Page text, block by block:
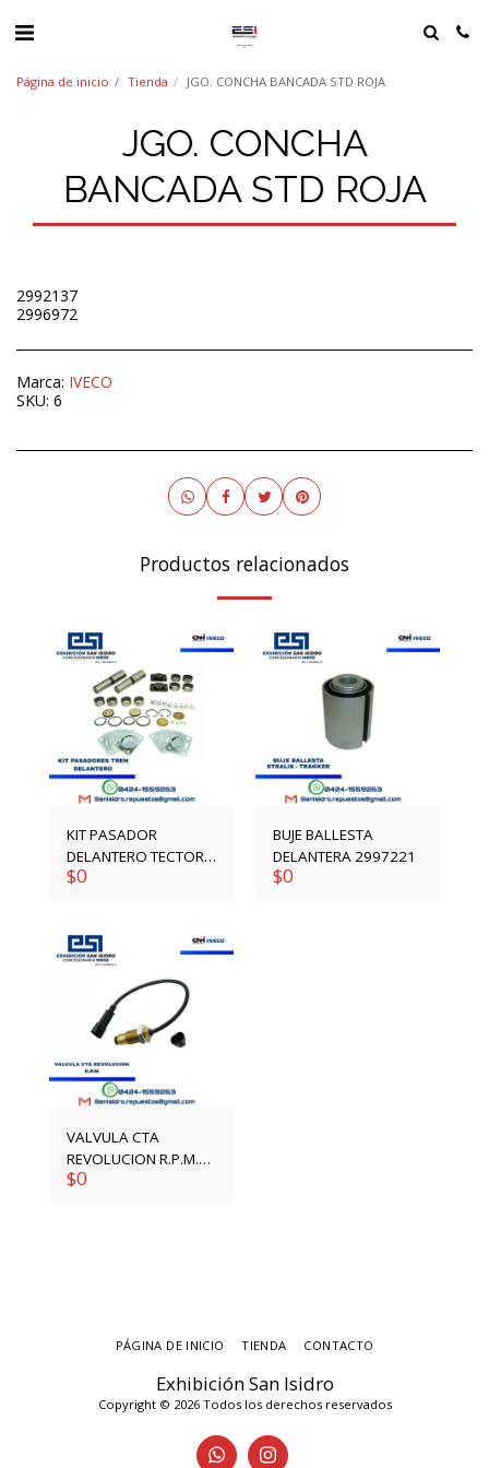
Página de inicio Tienda JGO. CONCHA BANCADA STD ROJA
JGO. CONCHA
BANCADA STD ROJA
2992137
2996972
Marca: IVECO
SKU: 6
Productos relacionados
KIT PASADOR
DELANTERO TECTOR /
STRALIS /
$0
BUJE BALLESTA
DELANTERA 2997221
$0
VALVULA CTA
REVOLUCION R.P.M.
4861291
$0
Exhibición San Isidro
Copyright © 2026 Todos los derechos reservados
PÁGINA DE INICIO TIENDA CONTACTO